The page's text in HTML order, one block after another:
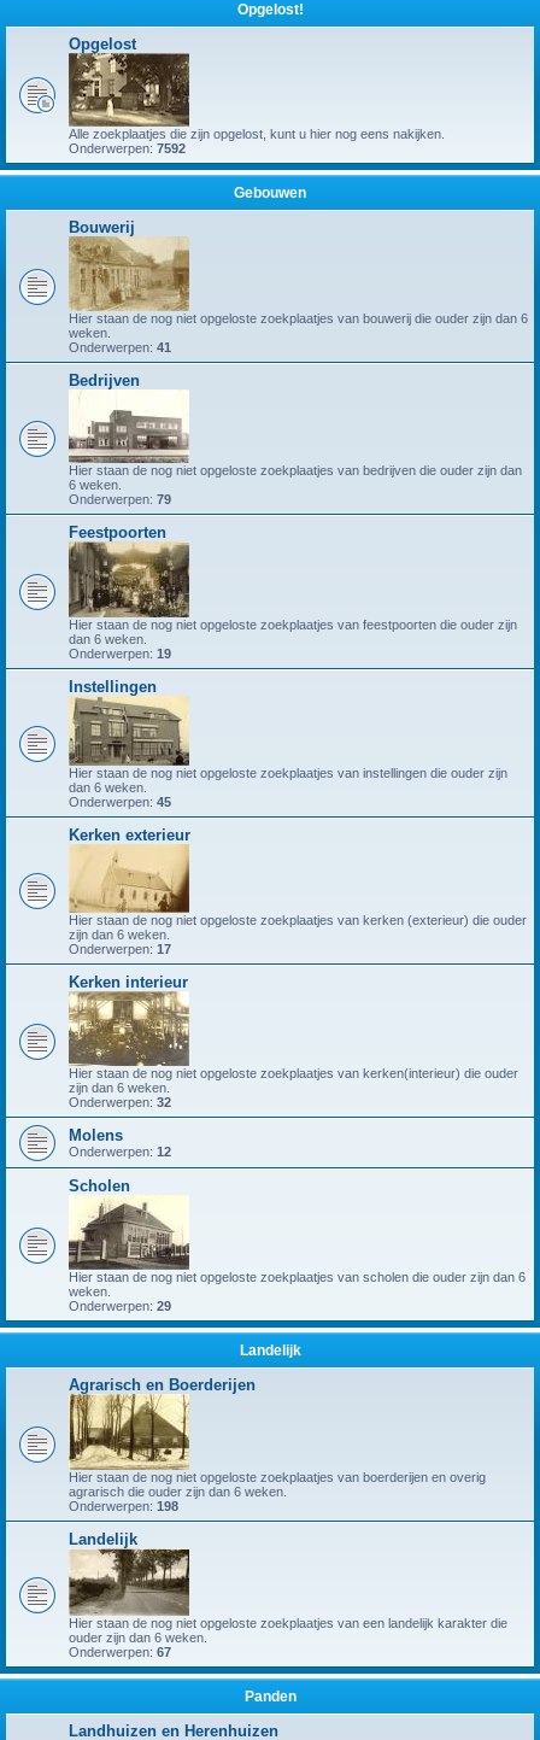
Opgelost!
Opgelost
Alle zoekplaatjes die zijn opgelost, kunt u hier nog eens nakijken.
Onderwerpen: 7592
Gebouwen
Bouwerij
Hier staan de nog niet opgeloste zoekplaatjes van bouwerij die ouder zijn dan 6
weken.
Onderwerpen: 41
Bedrijven
Hier staan de nog niet opgeloste zoekplaatjes van bedrijven die ouder zijn dan
6 weken.
Onderwerpen: 79
Feestpoorten
Hier staan de nog niet opgeloste zoekplaatjes van feestpoorten die ouder zijn
dan 6 weken.
Onderwerpen: 19
Instellingen
Hier staan de nog niet opgeloste zoekplaatjes van instellingen die ouder zijn
dan 6 weken.
Onderwerpen: 45
Kerken exterieur
Hier staan de nog niet opgeloste zoekplaatjes van kerken (exterieur) die ouder
zijn dan 6 weken.
Onderwerpen: 17
Kerken interieur
Hier staan de nog niet opgeloste zoekplaatjes van kerken(interieur) die ouder
zijn dan 6 weken.
Onderwerpen: 32
Molens
Onderwerpen: 12
Scholen
Hier staan de nog niet opgeloste zoekplaatjes van scholen die ouder zijn dan 6
weken.
Onderwerpen: 29
Landelijk
Agrarisch en Boerderijen
Hier staan de nog niet opgeloste zoekplaatjes van boerderijen en overig
agrarisch die ouder zijn dan 6 weken.
Onderwerpen: 198
Landelijk
Hier staan de nog niet opgeloste zoekplaatjes van een landelijk karakter die
ouder zijn dan 6 weken.
Onderwerpen: 67
Panden
Landhuizen en Herenhuizen